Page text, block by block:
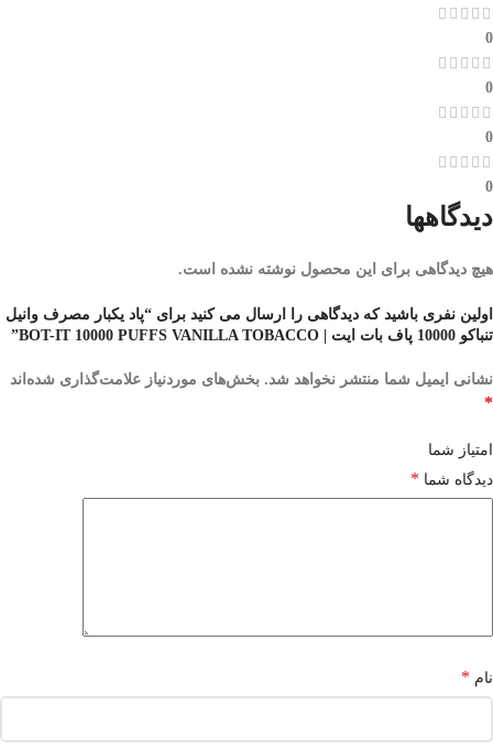
0
0
0
0
دیدگاهها
هیچ دیدگاهی برای این محصول نوشته نشده است.
اولین نفری باشید که دیدگاهی را ارسال می کنید برای “پاد یکبار مصرف وانیل
تنباکو 10000 پاف بات ایت | BOT-IT 10000 PUFFS VANILLA TOBACCO”
نشانی ایمیل شما منتشر نخواهد شد. بخش‌های موردنیاز علامت‌گذاری شده‌اند
*
امتیاز شما
دیدگاه شما *
نام *